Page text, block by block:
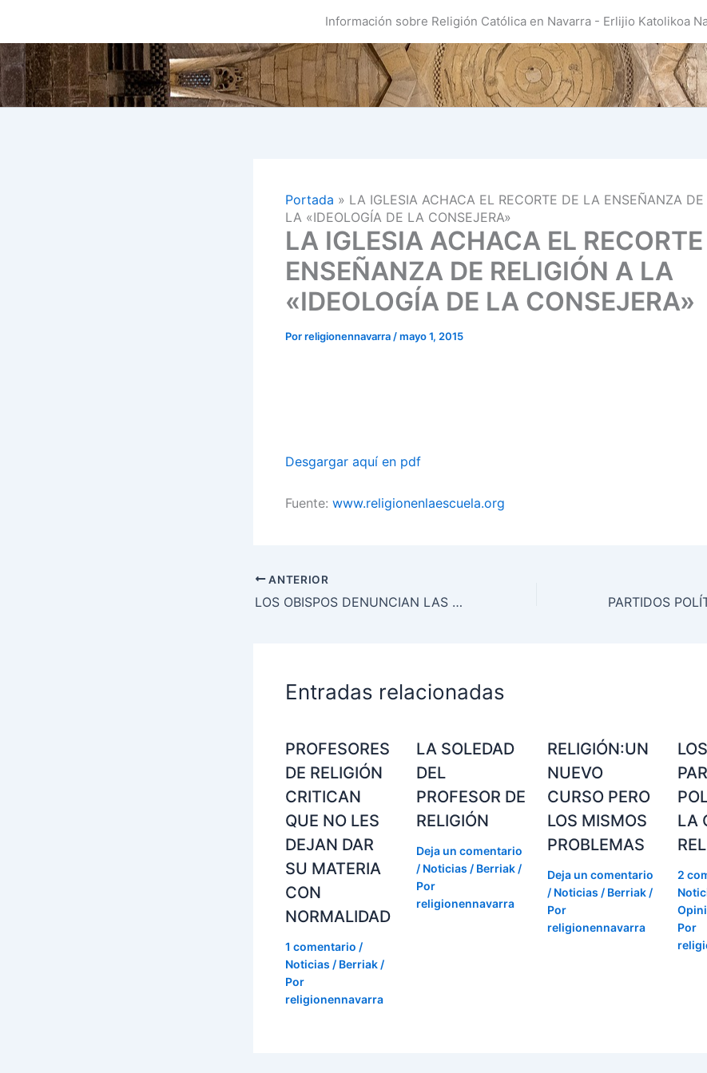
contenido
Información sobre Religión Católica en Navarra - Erlijio Katolikoa
Portada » LA IGLESIA ACHACA EL RECORTE DE LA ENSEÑANZA DE
LA «IDEOLOGÍA DE LA CONSEJERA»
LA IGLESIA ACHACA EL
ENSEÑANZA DE RELIGIÓN A LA
«IDEOLOGÍA DE LA CONSEJERA»
Porreligionennavarra /mayo 1, 2015
Desgargar aquí en pdf
Fuente: www.religionenlaescuela.org
ANTERIOR
LOS OBISPOS DENUNCIAN LAS TRABAS DE ALGUNAS CCAA A LA ASIGNATURA DE RELIGIÓN
Entradas relacionadas
PROFESORES
DE RELIGIÓN
CRITICAN
QUE NO LES
DEJAN DAR
SU MATERIA
CON
NORMALIDAD
1 comentario /
Noticias / Berriak /
Por
religionennavarra
LA SOLEDAD
DEL
PROFESOR DE
RELIGIÓN
Deja un comentario
/ Noticias / Berriak/
Por
religionennavarra
RELIGIÓN:UN
NUEVO
CURSO PERO
LOS MISMOS
PROBLEMAS
Deja un comentario
/ Noticias / Berriak/
Por
religionennavarra
LOS
LA
2
Por